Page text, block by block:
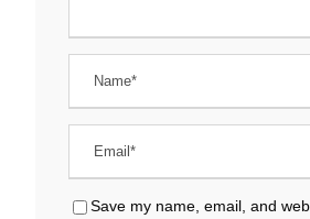
Save my name, email, and